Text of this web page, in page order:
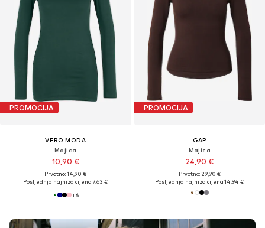
PROMOCIJA
VERO MODA
Majica
10,90 €
Prvotno: 14,90 €
Posljednja najniža cijena:7,63 €
+6
PROMOCIJA
GAP
Majica
24,90 €
Prvotno: 29,90 €
Posljednja najniža cijena:14,94 €